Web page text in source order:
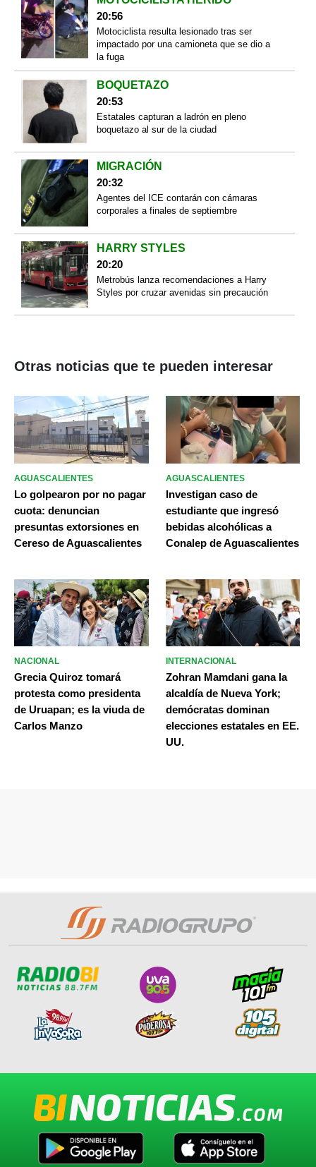
20:56
Motociclista resulta lesionado tras ser
impactado por una camioneta que se dio a
la fuga
BOQUETAZO
20:53
Estatales capturan a ladrón en pleno
boquetazo al sur de la ciudad
MIGRACIÓN
20:32
Agentes del ICE contarán con cámaras
corporales a finales de septiembre
HARRY STYLES
20:20
Metrobús lanza recomendaciones a Harry
Styles por cruzar avenidas sin precaución
Otras noticias que te pueden interesar
AGUASCALIENTES
Lo golpearon por no pagar
cuota: denuncian
presuntas extorsiones en
Cereso de Aguascalientes
AGUASCALIENTES
Investigan caso de
estudiante que ingresó
bebidas alcohólicas a
Conalep de Aguascalientes
NACIONAL
Grecia Quiroz tomará
protesta como presidenta
de Uruapan; es la viuda de
Carlos Manzo
INTERNACIONAL
Zohran Mamdani gana la
alcaldía de Nueva York;
demócratas dominan
elecciones estatales en EE.
UU.